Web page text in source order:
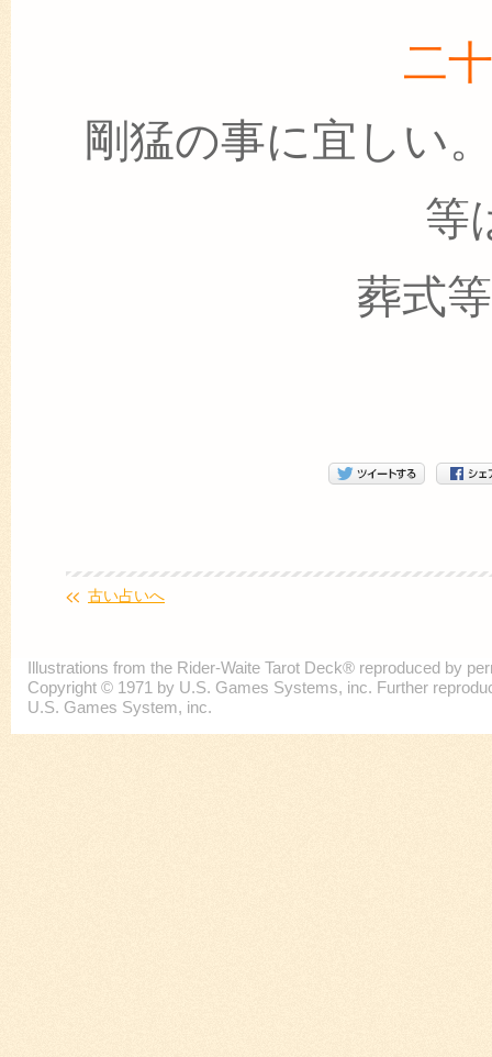
二
剛猛の事に宜しい
等
葬式
古い占いへ
Illustrations from the Rider-Waite Tarot Deck® reproduced by
Copyright © 1971 by U.S. Games Systems, inc. Further
U.S. Games System, inc.